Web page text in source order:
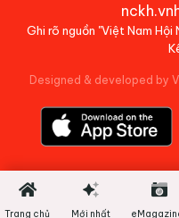
Ghi rõ nguồn "Việt Nam Hội
Designed & developed by
Trang chủ Mới nhất